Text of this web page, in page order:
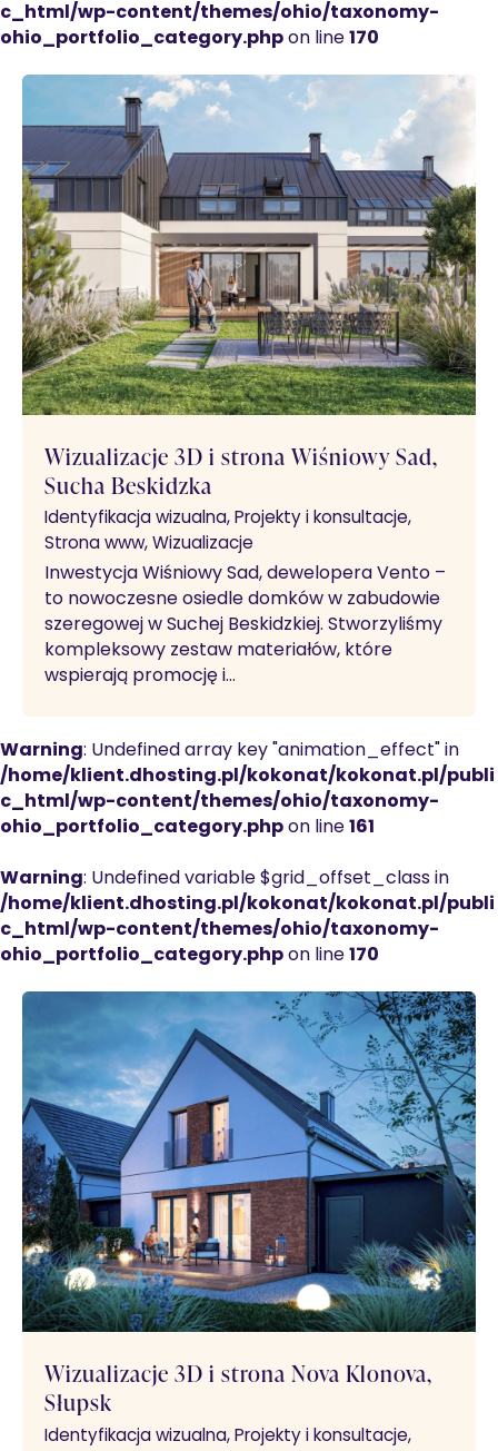
c_html/wp-content/themes/ohio/taxonomy-
ohio_portfolio_category.php on line 170
Wizualizacje 3D i strona Wiśniowy Sad,
Sucha Beskidzka
Identyfikacja wizualna Projekty i konsultacje
Strona www Wizualizacje
Inwestycja Wiśniowy Sad, dewelopera Vento –
to nowoczesne osiedle domków w zabudowie
szeregowej w Suchej Beskidzkiej. Stworzyliśmy
kompleksowy zestaw materiałów, które
wspierają promocję i…
Warning: Undefined array key "animation_effect" in
/home/klient.dhosting.pl/kokonat/kokonat.pl/publi
c_html/wp-content/themes/ohio/taxonomy-
ohio_portfolio_category.php on line 161
Warning: Undefined variable $grid_offset_class in
/home/klient.dhosting.pl/kokonat/kokonat.pl/publi
c_html/wp-content/themes/ohio/taxonomy-
ohio_portfolio_category.php on line 170
Wizualizacje 3D i strona Nova Klonova,
Słupsk
Identyfikacja wizualna Projekty i konsultacje